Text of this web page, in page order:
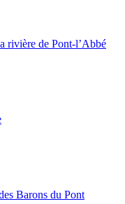
rivière de Pont-l’Abbé
Barons du Pont